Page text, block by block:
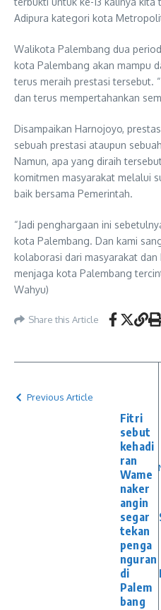
Adipura kategori kota
Walikota Palembang dua
kota Palembang akan mampu
terus meraih prestasi tersebut.
dan terus mempertahankan
Disampaikan Harnojoyo,
sebuah prestasi ataupun
Namun, apa yang diraih
komitmen masyarakat melalui
baik bersama Pemerintah.
“Jadi penghargaan ini
kota Palembang. Dan kami
kolaborasi dari masyarakat
menjaga kota Palembang
Wahyu)
Share this Article
Previous Article
Fitri
sebut
kehadi
ran
Wame
naker
angin
segar
tekan
penga
nguran
di
Palem
bang